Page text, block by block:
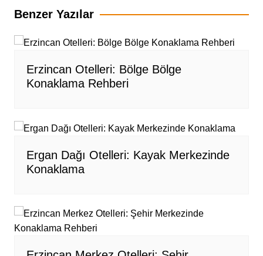
Benzer Yazılar
Erzincan Otelleri: Bölge Bölge
Konaklama Rehberi
Ergan Dağı Otelleri: Kayak Merkezinde
Konaklama